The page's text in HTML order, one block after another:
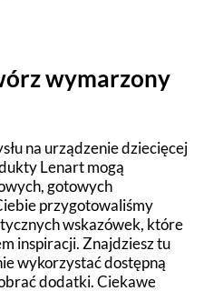
wymarzony
na urządzenie dziecięcej
Lenart mogą
gotowych
przygotowaliśmy
wskazówek, które
inspiracji. Znajdziesz tu
wykorzystać dostępną
dodatki. Ciekawe